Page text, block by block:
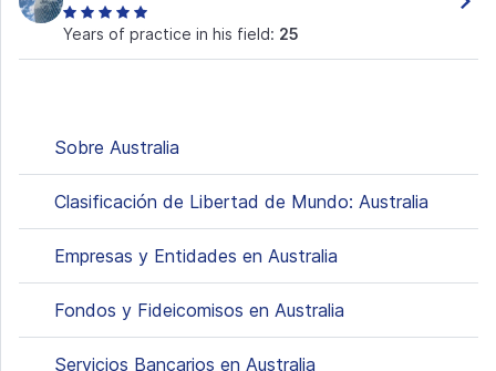
Years of practice in his field: 25
Sobre Australia
Clasificación de Libertad de Mundo: Australia
Empresas y Entidades en Australia
Fondos y Fideicomisos en Australia
Servicios Bancarios en Australia